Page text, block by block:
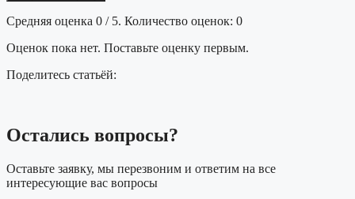
Средняя оценка 0 / 5. Количество оценок: 0
Оценок пока нет. Поставьте оценку первым.
Поделитесь статьёй:
Остались вопросы?
Оставьте заявку, мы перезвоним и ответим на все
интересующие вас вопросы